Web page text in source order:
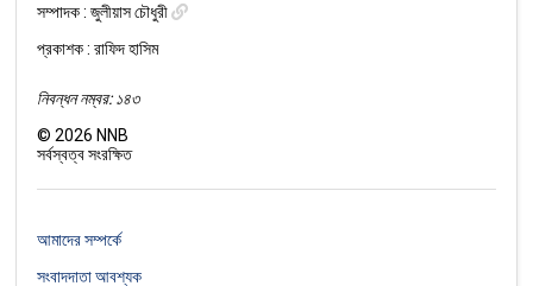
সম্পাদক :জুলীয়াস চৌধুরী
প্রকাশক : রাফিদ হাসিম
নিবন্ধন নম্বর: ১৪৩
©2026 NNB
সর্বস্বত্ব সংরক্ষিত
আমাদের সম্পর্কে
সংবাদদাতা আবশ্যক